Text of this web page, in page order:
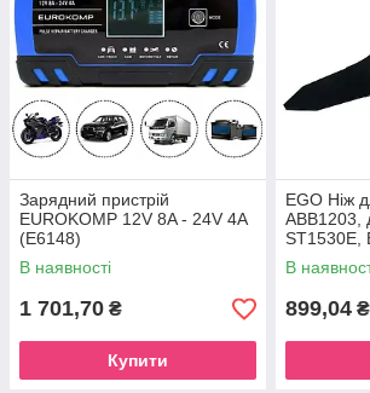
Зарядний пристрій
EUROKOMP 12V 8A - 24V 4A
(E6148)
В наявності
1 701,70 ₴
Купити
EGO Ніж
ABB1203,
ST1530E,
STX3800,
В
899,04 ₴